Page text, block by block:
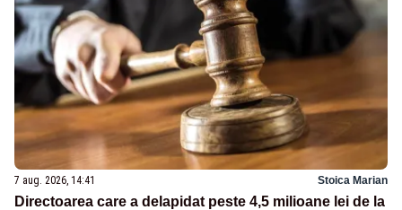
7 aug. 2026, 14:41 Stoica Marian
Directoarea care a delapidat peste 4,5 milioane lei de la